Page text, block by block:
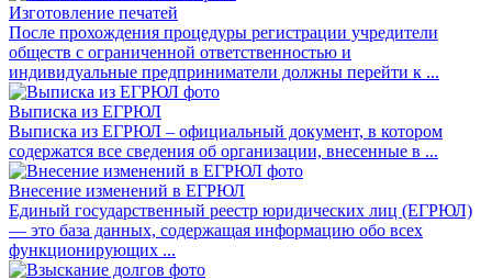
Изготовление печатей
После прохождения процедуры регистрации учредители
обществ с ограниченной ответственностью и
индивидуальные предприниматели должны перейти к ...
Выписка из ЕГРЮЛ
Выписка из ЕГРЮЛ – официальный документ, в котором
содержатся все сведения об организации, внесенные в ...
Внесение изменений в ЕГРЮЛ
Единый государственный реестр юридических лиц (ЕГРЮЛ)
— это база данных, содержащая информацию обо всех
функционирующих ...